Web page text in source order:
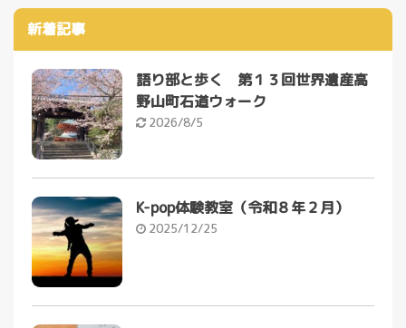
新着記事
語り部と歩く 第１３回世界遺産高
野山町石道ウォーク
2026/8/5
K-pop体験教室（令和８年２月）
2025/12/25